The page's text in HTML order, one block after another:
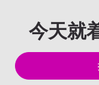
今天就